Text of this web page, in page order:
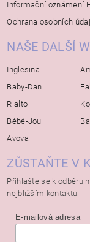
Informační oznámení
Ochrana osobních
NAŠE DALŠÍ
Inglesina
Baby-Dan
Rialto
Bébé-Jou
Avova
ZŮSTAŇTE V
Přihlašte se k odběru
nejbližším kontaktu.
E-mailová adresa